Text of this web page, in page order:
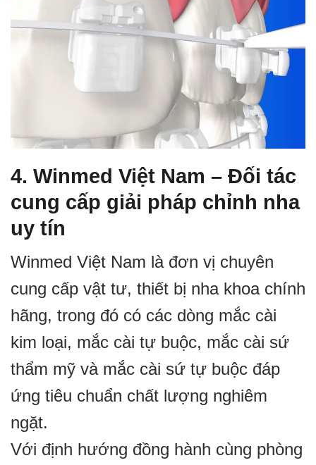
4. Winmed Việt Nam – Đối tác
cung cấp giải pháp chỉnh nha
uy tín
Winmed Việt Nam là đơn vị chuyên
cung cấp vật tư, thiết bị nha khoa chính
hãng, trong đó có các dòng mắc cài
kim loại, mắc cài tự buộc, mắc cài sứ
thẩm mỹ và mắc cài sứ tự buộc đáp
ứng tiêu chuẩn chất lượng nghiêm
ngặt.
Với định hướng đồng hành cùng phòng